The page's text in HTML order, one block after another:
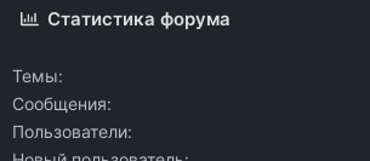
Статистика форума
Темы
Сообщения
Пользователи